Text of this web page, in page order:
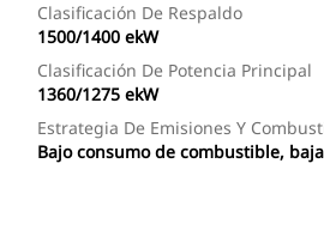
Clasificación De Respaldo
1500/1400 ekW
Clasificación De Potencia Principal
1360/1275 ekW
Estrategia De Emisiones Y
Bajo consumo de combustible,